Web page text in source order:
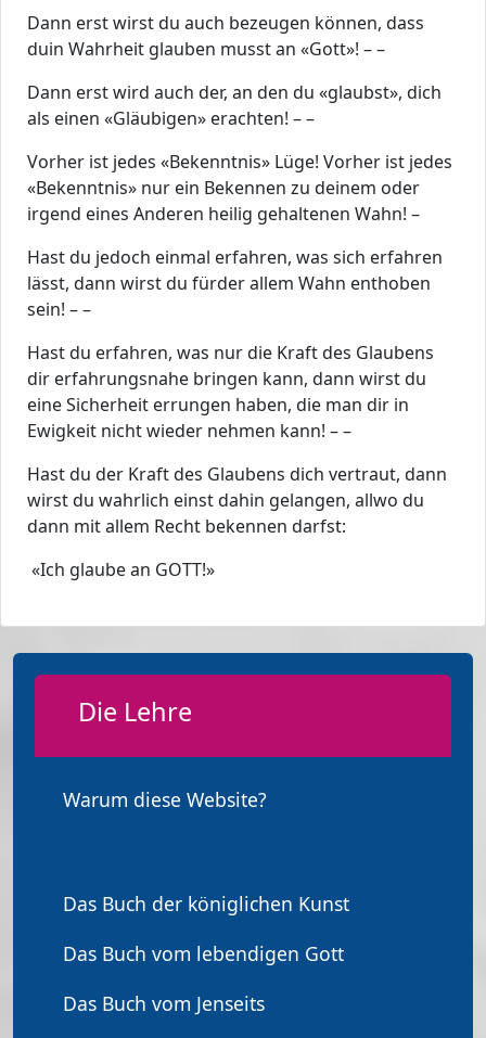
Die Lehre
Warum diese Website?
Das Buch der königlichen Kunst
Das Buch vom lebendigen Gott
Das Buch vom Jenseits
Dann erst wirst du auch bezeugen können, dass
duin Wahrheit glauben musst an «Gott»! – –
Dann erst wird auch der, an den du «glaubst», dich
als einen «Gläubigen» erachten! – –
Vorher ist jedes «Bekenntnis» Lüge! Vorher ist jedes
«Bekenntnis» nur ein Bekennen zu deinem oder
irgend eines Anderen heilig gehaltenen Wahn! –
Hast du jedoch einmal erfahren, was sich erfahren
lässt, dann wirst du fürder allem Wahn enthoben
sein! – –
Hast du erfahren, was nur die Kraft des Glaubens
dir erfahrungsnahe bringen kann, dann wirst du
eine Sicherheit errungen haben, die man dir in
Ewigkeit nicht wieder nehmen kann! – –
Hast du der Kraft des Glaubens dich vertraut, dann
wirst du wahrlich einst dahin gelangen, allwo du
dann mit allem Recht bekennen darfst:
«Ich glaube an GOTT!»